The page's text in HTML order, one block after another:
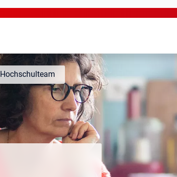
Hochschulteam